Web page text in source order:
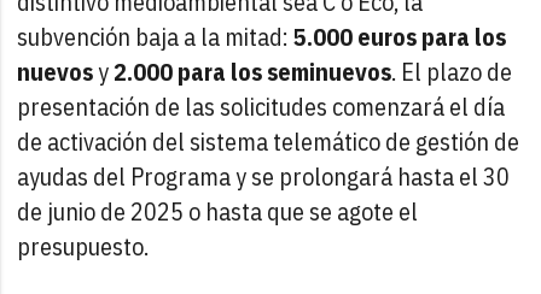
subvención baja a la mitad:5.000 euros para los
nuevosy2.000 para los seminuevos. El plazo de
presentación de las solicitudes comenzará el día
de activación del sistema telemático de gestión de
ayudas del Programa y se prolongará hasta el 30
de junio de 2025 o hasta que se agote el
presupuesto.